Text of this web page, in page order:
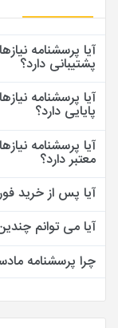
آیا پرسشنامه
پشتیبانی دارد؟
آیا پرسشنامه
پایایی دارد؟
آیا پرسشنامه
معتبر دارد؟
آیا پس از خرید
آیا می توانم
چرا پرسشنامه